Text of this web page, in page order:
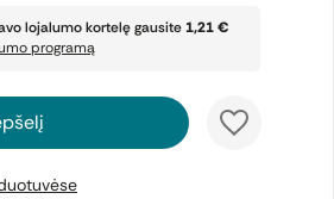
lojalumo kortelę gausite1,21 €
programą